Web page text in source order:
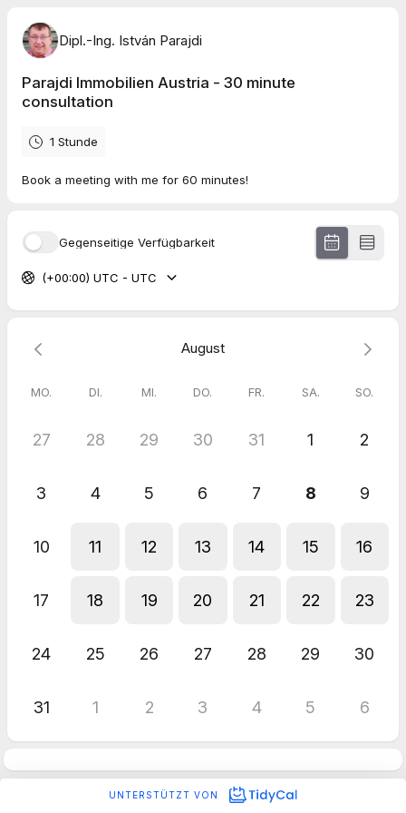
Dipl.-Ing. István Parajdi
Parajdi Immobilien Austria - 30 minute
consultation
1 Stunde
Book a meeting with me for 60 minutes!
Gegenseitige Verfügbarkeit
(+00:00) UTC - UTC
August
MO. DI. MI. DO. FR. SA. SO.
27 28 29 30 31 1 2
3 4 5 6 7 8 9
10 11 12 13 14 15 16
17 18 19 20 21 22 23
24 25 26 27 28 29 30
31 1 2 3 4 5 6
UNTERSTÜTZT VON